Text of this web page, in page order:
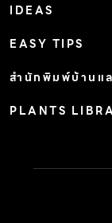
IDEAS
EASY TIPS
สำนักพิมพ์บ้านแ
PLANTS